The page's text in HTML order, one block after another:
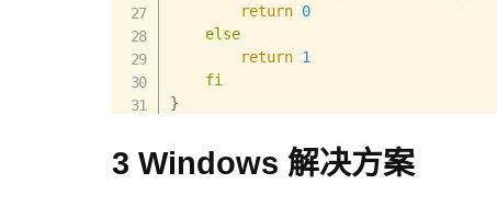
return 0
else
return 1
fi
}
# Function to find and remove files
# 根据 mtime 范围来查找并删除文件，比如
3 Windows 解决方案